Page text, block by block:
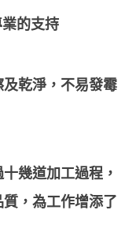
的支持
乾淨，不易發霉
幾道加工過程，
， 為工作增添了